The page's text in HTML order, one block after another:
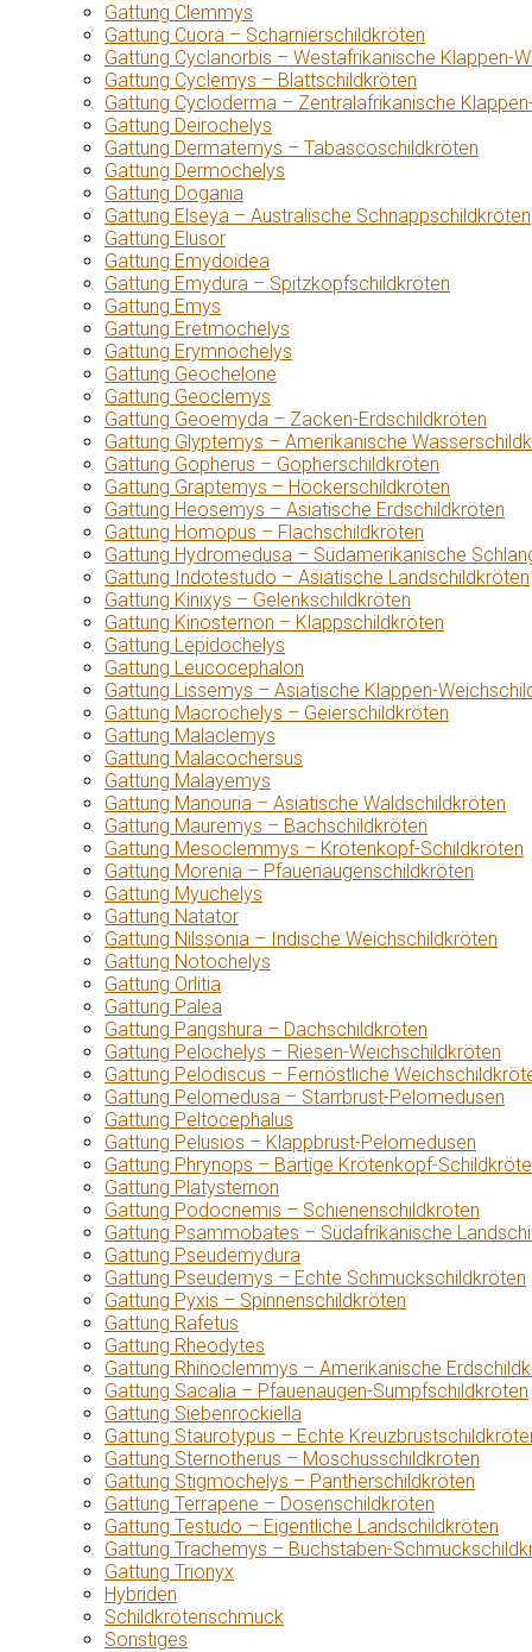
Gattung Clemmys
Gattung Cuora – Scharnierschildkröten
Gattung Cyclanorbis – Westafrikanische Klappen-
Gattung Cyclemys – Blattschildkröten
Gattung Cycloderma – Zentralafrikanische
Gattung Deirochelys
Gattung Dermatemys – Tabascoschildkröten
Gattung Dermochelys
Gattung Dogania
Gattung Elseya – Australische Schnappschildkröten
Gattung Elusor
Gattung Emydoidea
Gattung Emydura – Spitzkopfschildkröten
Gattung Emys
Gattung Eretmochelys
Gattung Erymnochelys
Gattung Geochelone
Gattung Geoclemys
Gattung Geoemyda – Zacken-Erdschildkröten
Gattung Glyptemys – Amerikanische
Gattung Gopherus – Gopherschildkröten
Gattung Graptemys – Höckerschildkröten
Gattung Heosemys – Asiatische Erdschildkröten
Gattung Homopus – Flachschildkröten
Gattung Hydromedusa – Südamerikanische
Gattung Indotestudo – Asiatische Landschildkröten
Gattung Kinixys – Gelenkschildkröten
Gattung Kinosternon – Klappschildkröten
Gattung Lepidochelys
Gattung Leucocephalon
Gattung Lissemys – Asiatische Klappen-
Gattung Macrochelys – Geierschildkröten
Gattung Malaclemys
Gattung Malacochersus
Gattung Malayemys
Gattung Manouria – Asiatische Waldschildkröten
Gattung Mauremys – Bachschildkröten
Gattung Mesoclemmys – Krötenkopf-Schildkröten
Gattung Morenia – Pfauenaugenschildkröten
Gattung Myuchelys
Gattung Natator
Gattung Nilssonia – Indische Weichschildkröten
Gattung Notochelys
Gattung Orlitia
Gattung Palea
Gattung Pangshura – Dachschildkröten
Gattung Pelochelys – Riesen-Weichschildkröten
Gattung Pelodiscus – Fernöstliche
Gattung Pelomedusa – Starrbrust-Pelomedusen
Gattung Peltocephalus
Gattung Pelusios – Klappbrust-Pelomedusen
Gattung Phrynops – Bärtige Krötenkopf-
Gattung Platysternon
Gattung Podocnemis – Schienenschildkröten
Gattung Psammobates – Südafrikanische
Gattung Pseudemydura
Gattung Pseudemys – Echte Schmuckschildkröten
Gattung Pyxis – Spinnenschildkröten
Gattung Rafetus
Gattung Rheodytes
Gattung Rhinoclemmys – Amerikanische
Gattung Sacalia – Pfauenaugen-Sumpfschildkröten
Gattung Siebenrockiella
Gattung Staurotypus – Echte
Gattung Sternotherus – Moschusschildkröten
Gattung Stigmochelys – Pantherschildkröten
Gattung Terrapene – Dosenschildkröten
Gattung Testudo – Eigentliche Landschildkröten
Gattung Trachemys – Buchstaben-
Gattung Trionyx
Hybriden
Schildkrötenschmuck
Sonstiges